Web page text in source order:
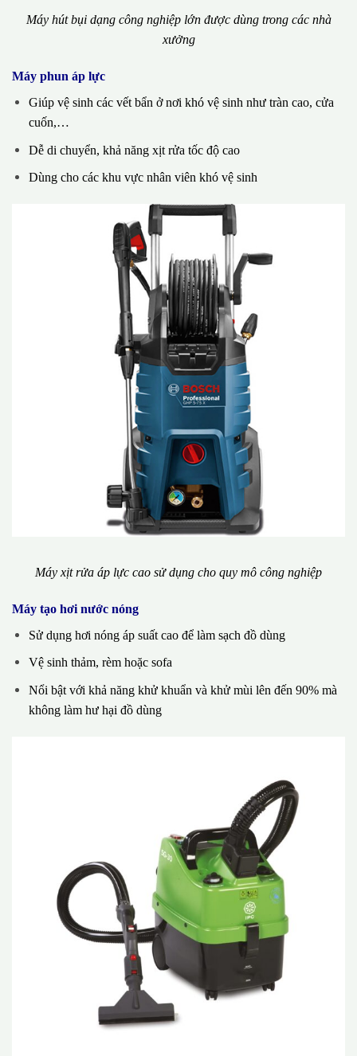
Máy hút bụi dạng công nghiệp lớn được dùng trong các nhà
xưởng
Máy phun áp lực
Giúp vệ sinh các vết bẩn ở nơi khó vệ sinh như tràn cao, cửa
cuốn,…
Dễ di chuyển, khả năng xịt rửa tốc độ cao
Dùng cho các khu vực nhân viên khó vệ sinh
Máy xịt rửa áp lực cao sử dụng cho quy mô công nghiệp
Máy tạo hơi nước nóng
Sử dụng hơi nóng áp suất cao để làm sạch đồ dùng
Vệ sinh thảm, rèm hoặc sofa
Nổi bật với khả năng khử khuẩn và khử mùi lên đến 90% mà
không làm hư hại đồ dùng